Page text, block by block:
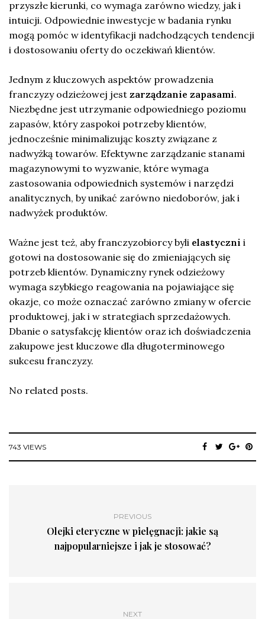
przyszłe kierunki, co wymaga zarówno wiedzy, jak i
intuicji. Odpowiednie inwestycje w badania rynku
mogą pomóc w identyfikacji nadchodzących tendencji
i dostosowaniu oferty do oczekiwań klientów.
Jednym z kluczowych aspektów prowadzenia
franczyzy odzieżowej jest zarządzanie zapasami.
Niezbędne jest utrzymanie odpowiedniego poziomu
zapasów, który zaspokoi potrzeby klientów,
jednocześnie minimalizując koszty związane z
nadwyżką towarów. Efektywne zarządzanie stanami
magazynowymi to wyzwanie, które wymaga
zastosowania odpowiednich systemów i narzędzi
analitycznych, by unikać zarówno niedoborów, jak i
nadwyżek produktów.
Ważne jest też, aby franczyzobiorcy byli elastyczni i
gotowi na dostosowanie się do zmieniających się
potrzeb klientów. Dynamiczny rynek odzieżowy
wymaga szybkiego reagowania na pojawiające się
okazje, co może oznaczać zarówno zmiany w ofercie
produktowej, jak i w strategiach sprzedażowych.
Dbanie o satysfakcję klientów oraz ich doświadczenia
zakupowe jest kluczowe dla długoterminowego
sukcesu franczyzy.
No related posts.
743 VIEWS
PREVIOUS
Olejki eteryczne w pielęgnacji: jakie są
najpopularniejsze i jak je stosować?
NEXT